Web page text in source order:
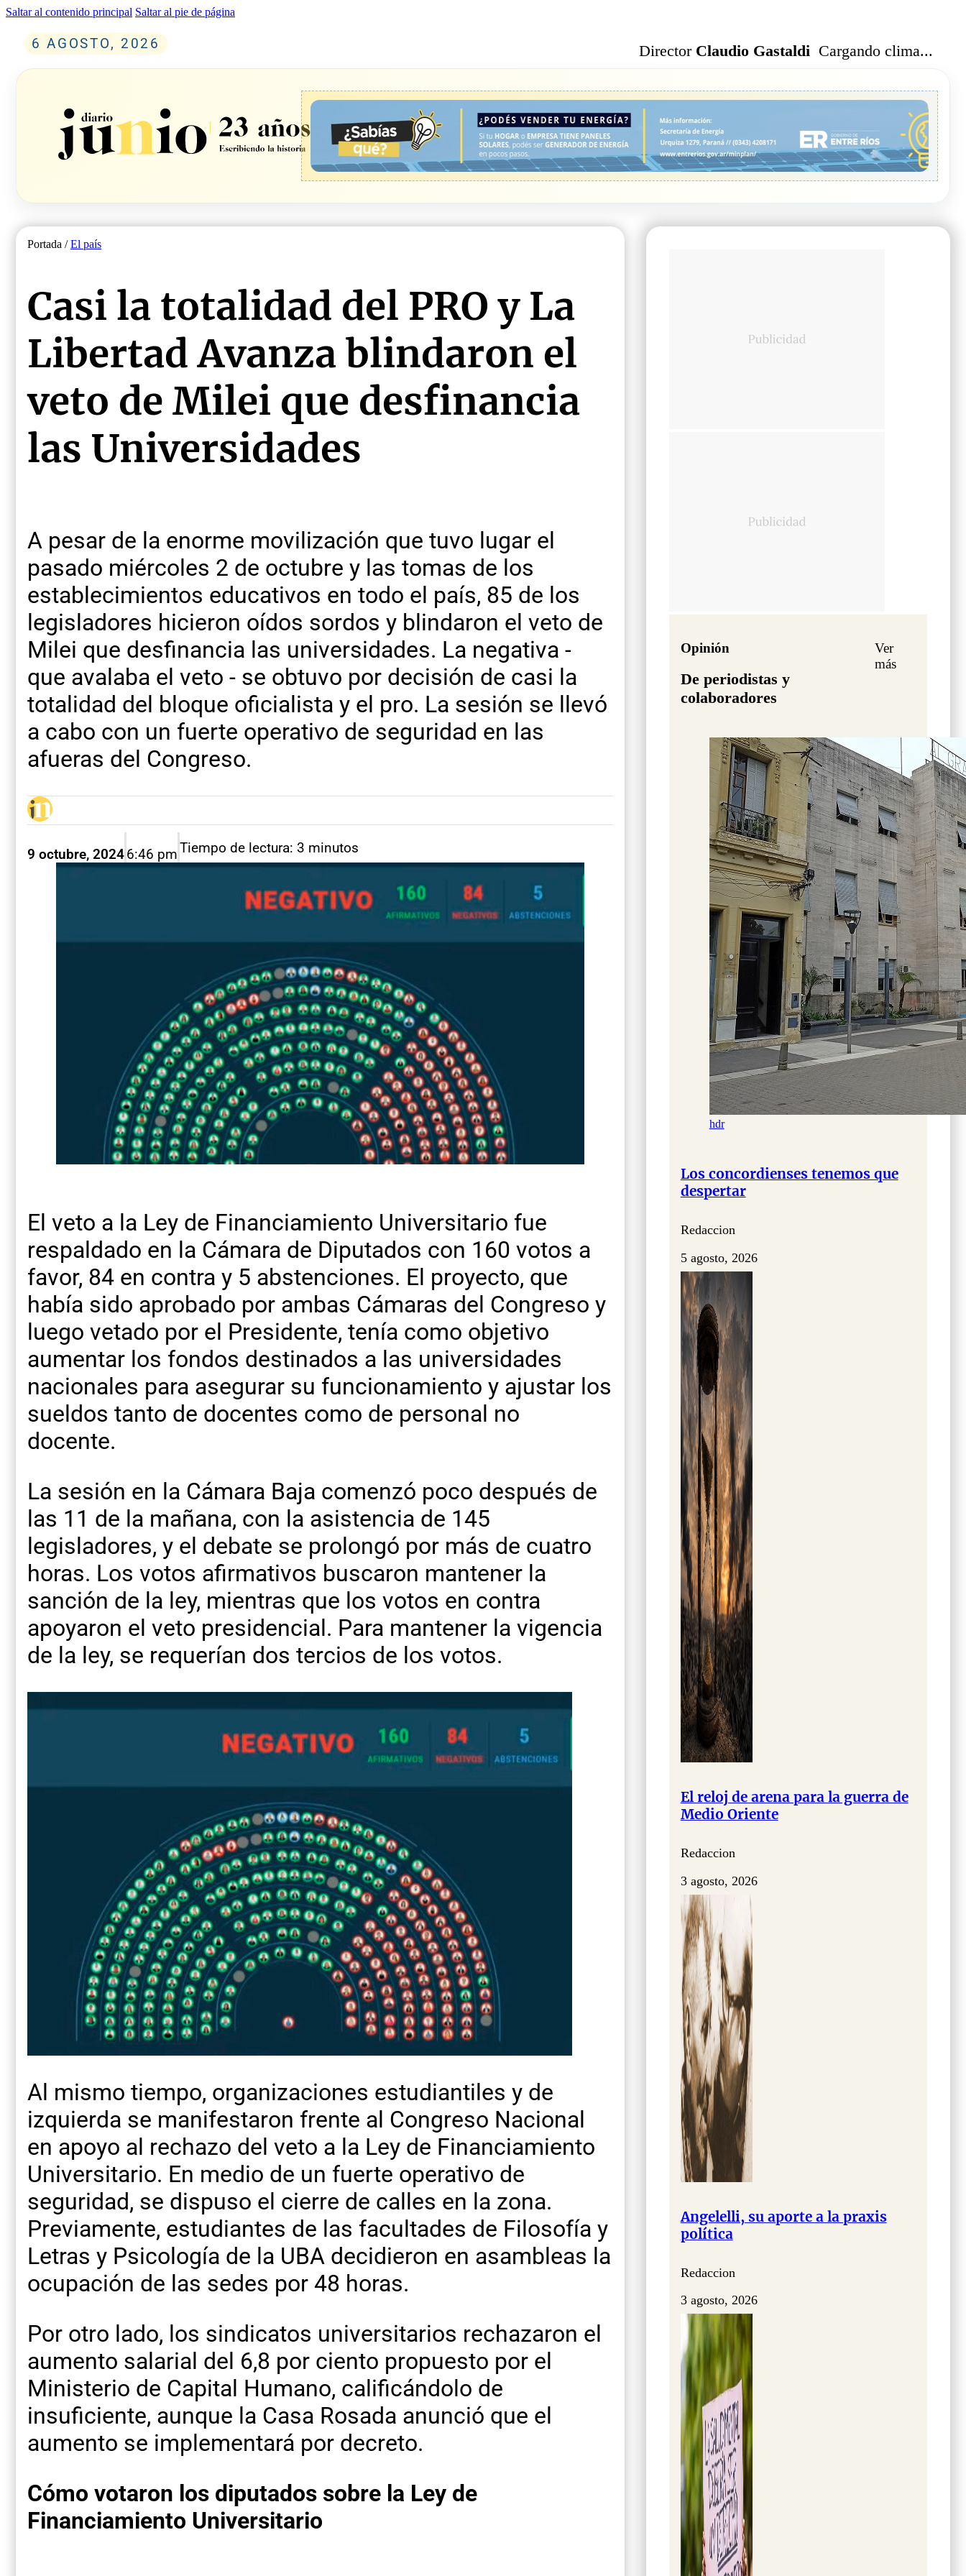
Saltar al contenido principal Saltar al pie de página
6 AGOSTO, 2026 Director Claudio Gastaldi Cargando clima...
Portada /El país
Casi la totalidad del PRO y La
Libertad Avanza blindaron el
veto de Milei que desfinancia
las Universidades
A pesar de la enorme movilización que tuvo lugar el
pasado miércoles 2 de octubre y las tomas de los
establecimientos educativos en todo el país, 85 de los
legisladores hicieron oídos sordos y blindaron el veto de
Milei que desfinancia las universidades. La negativa -
que avalaba el veto - se obtuvo por decisión de casi la
totalidad del bloque oficialista y el pro. La sesión se llevó
a cabo con un fuerte operativo de seguridad en las
afueras del Congreso.
9 octubre, 20246:46 pmTiempo de lectura: 3 minutos
El veto a la Ley de Financiamiento Universitario fue
respaldado en la Cámara de Diputados con 160 votos a
favor, 84 en contra y 5 abstenciones. El proyecto, que
había sido aprobado por ambas Cámaras del Congreso y
luego vetado por el Presidente, tenía como objetivo
aumentar los fondos destinados a las universidades
nacionales para asegurar su funcionamiento y ajustar los
sueldos tanto de docentes como de personal no
docente.
La sesión en la Cámara Baja comenzó poco después de
las 11 de la mañana, con la asistencia de 145
legisladores, y el debate se prolongó por más de cuatro
horas. Los votos afirmativos buscaron mantener la
sanción de la ley, mientras que los votos en contra
apoyaron el veto presidencial. Para mantener la vigencia
de la ley, se requerían dos tercios de los votos.
Al mismo tiempo, organizaciones estudiantiles y de
izquierda se manifestaron frente al Congreso Nacional
en apoyo al rechazo del veto a la Ley de Financiamiento
Universitario. En medio de un fuerte operativo de
seguridad, se dispuso el cierre de calles en la zona.
Previamente, estudiantes de las facultades de Filosofía y
Letras y Psicología de la UBA decidieron en asambleas la
ocupación de las sedes por 48 horas.
Por otro lado, los sindicatos universitarios rechazaron el
aumento salarial del 6,8 por ciento propuesto por el
Ministerio de Capital Humano, calificándolo de
insuficiente, aunque la Casa Rosada anunció que el
aumento se implementará por decreto.
Cómo votaron los diputados sobre la Ley de
Financiamiento Universitario
Opinión
De periodistas y
colaboradores
Ver
más
hdr
Los concordienses tenemos que
despertar
Redaccion
5 agosto, 2026
El reloj de arena para la guerra de
Medio Oriente
Redaccion
3 agosto, 2026
Angelelli, su aporte a la praxis
política
Redaccion
3 agosto, 2026